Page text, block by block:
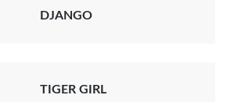
DJANGO
TIGER GIRL